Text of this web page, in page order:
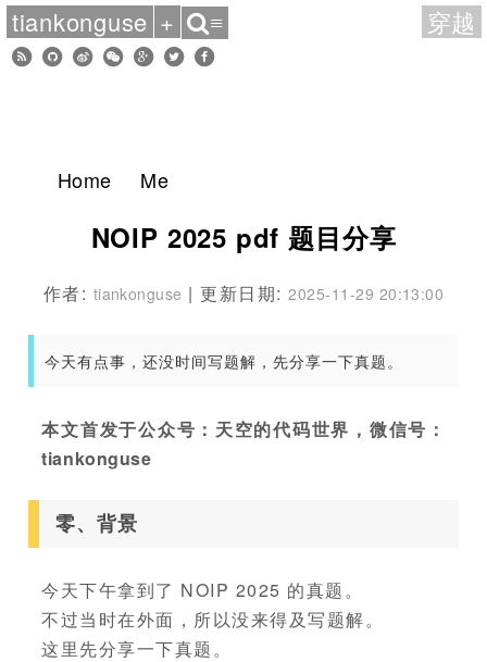
Home Me
NOIP 2025 pdf 题目分享
作者: tiankonguse | 更新日期:2025-11-29 20:13:00
今天有点事，还没时间写题解，先分享一下真题。
本文首发于公众号：天空的代码世界，微信号：
tiankonguse
零、背景
今天下午拿到了 NOIP 2025 的真题。
不过当时在外面，所以没来得及写题解。
这里先分享一下真题。
tiankonguse + ≡ 穿越